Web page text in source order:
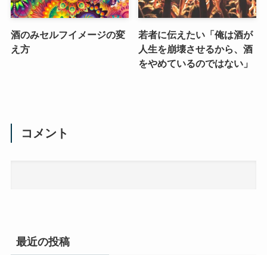
酒のみセルフイメージの変
え方
若者に伝えたい「俺は酒が
人生を崩壊させるから、酒
をやめているのではない」
コメント
最近の投稿